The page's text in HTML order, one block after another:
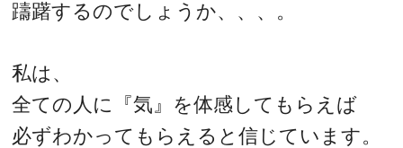
躊躇するのでしょうか、、、。
私は、
全ての人に『気』を体感してもらえば
必ずわかってもらえると信じています。